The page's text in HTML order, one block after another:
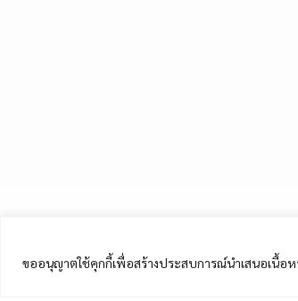
ขออนุญาตใช้คุกกี้เพื่อสร้างประสบการณ์นำเสนอเนื้อ